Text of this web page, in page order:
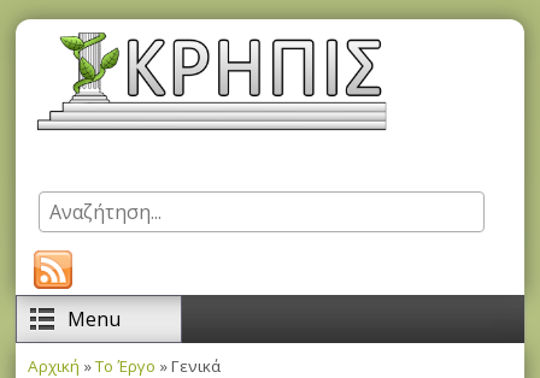
Παράκαμψη προς το κυρίως περιεχόμενο
Φόρμα αναζήτησης
Αναζήτηση
Menu
Αρχική »Το Έργο » Γενικά